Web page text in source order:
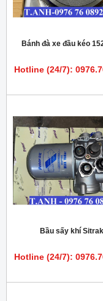
Bánh đà xe đầu kéo
Hotline (24/7):
Bầu sấy khí Sitrak
Hotline (24/7):